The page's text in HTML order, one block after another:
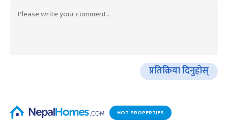
प्रतिक्रिया दिनुहोस्
HOT PROPERTIES